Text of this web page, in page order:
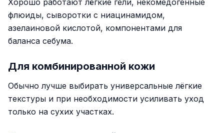
Хорошо работают лёгкие гели, некомедогенные
флюиды, сыворотки с ниацинамидом,
азелаиновой кислотой, компонентами для
баланса себума.
Для комбинированной кожи
Обычно лучше выбирать универсальные лёгкие
текстуры и при необходимости усиливать уход
только на сухих участках.